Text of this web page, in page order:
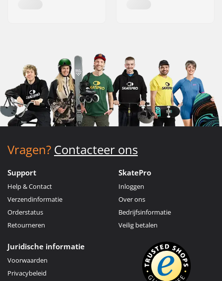
Vragen? Contacteer ons
Support
Help & Contact
Verzendinformatie
Orderstatus
Retourneren
SkatePro
Inloggen
Over ons
Bedrijfsinformatie
Veilig betalen
Juridische informatie
Voorwaarden
Privacybeleid